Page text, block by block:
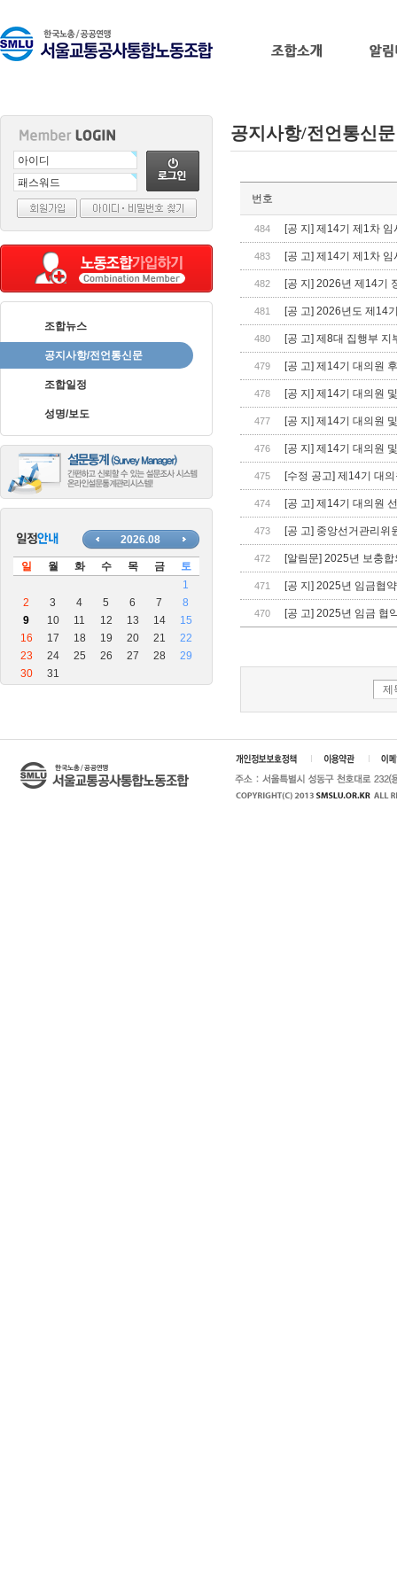
조합뉴스
공지사항/전언통신문
조합일정
성명/보도
공지사항/전언통신문
사
장
나
마
그
번호
484 [공 지] 제14기 제1차
483 [공 고] 제14기 제1차
482 [공 지] 2026년 제14기
481 [공 고] 2026년도 제14
480 [공 고] 제8대 집행부
479 [공 고] 제14기 대의원
478 [공 지] 제14기 대의원
477 [공 지] 제14기 대의원
476 [공 지] 제14기 대의원
475 [수정 공고] 제14기 대
474 [공 고] 제14기 대의원
473 [공 고] 중앙선거관리위
472 [알림문] 2025년 보충
471 [공 지] 2025년 임금협
470 [공 고] 2025년 임금 협
제